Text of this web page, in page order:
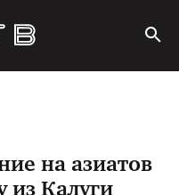
на азиатов
из Калуги